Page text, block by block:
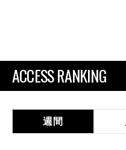
ACCESS RANKING
週間